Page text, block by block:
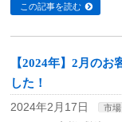
この記事を読む
【2024年】2月の
した！
2024年2月17日
市場